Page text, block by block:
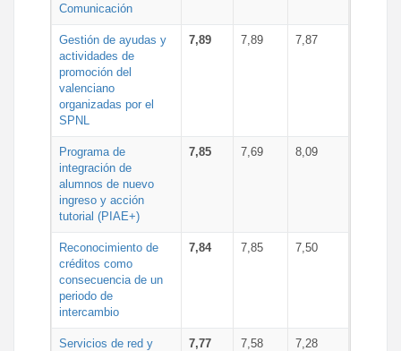
Comunicación
Gestión de ayudas y
actividades de
promoción del
valenciano
organizadas por el
SPNL
7,89 7,89 7,87
Programa de
integración de
alumnos de nuevo
ingreso y acción
tutorial (PIAE+)
7,85 7,69 8,09
Reconocimiento de
créditos como
consecuencia de un
periodo de
intercambio
7,84 7,85 7,50
Servicios de red y
7,77 7,58 7,28